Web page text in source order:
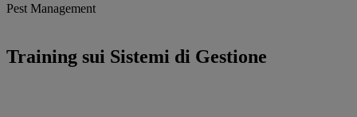
Pest Management
Training sui Sistemi di Gestione